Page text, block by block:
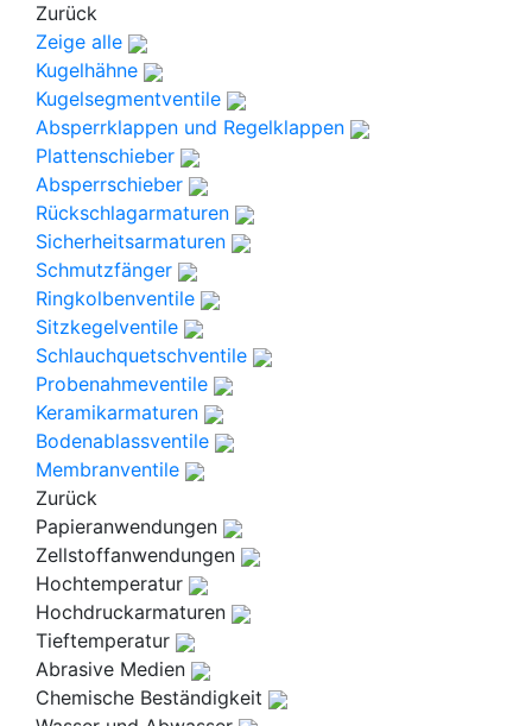
Zurück
Zeige alle
Kugelhähne
Kugelsegmentventile
Absperrklappen und Regelklappen
Plattenschieber
Absperrschieber
Rückschlagarmaturen
Sicherheitsarmaturen
Schmutzfänger
Ringkolbenventile
Sitzkegelventile
Schlauchquetschventile
Probenahmeventile
Keramikarmaturen
Bodenablassventile
Membranventile
Zurück
Papieranwendungen
Zellstoffanwendungen
Hochtemperatur
Hochdruckarmaturen
Tieftemperatur
Abrasive Medien
Chemische Beständigkeit